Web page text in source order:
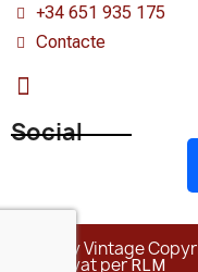
+34 651 935 175
Contacte
Social
Classic y Vintage
| Dissenyat perRLM